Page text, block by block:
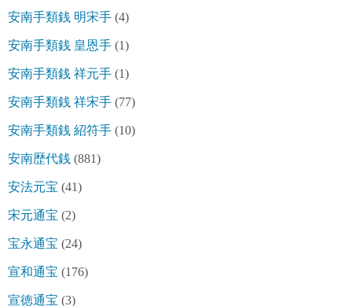
安南手類銭 明宋手 (4)
安南手類銭 皇恩手 (1)
安南手類銭 祥元手 (1)
安南手類銭 祥宋手 (77)
安南手類銭 紹符手 (10)
安南歴代銭 (881)
安法元宝 (41)
宋元通宝 (2)
宝永通宝 (24)
宣和通宝 (176)
宣徳通宝 (3)